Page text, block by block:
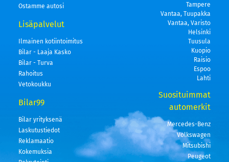
Ostamme autosi
Lisäpalvelut
Ilmainen kotiintoimitus
Bilar - Laaja Kasko
Bilar - Turva
Rahoitus
Vetokoukku
Bilar99
Bilar yrityksenä
Laskutustiedot
Reklamaatio
Kokemuksia
Tampere
Vantaa, Tuupakka
Vantaa, Varisto
Helsinki
Tuusula
Kuopio
Raisio
Espoo
Lahti
Suosituimmat
automerkit
Mercedes-Benz
Volkswagen
Mitsubishi
Peugeot